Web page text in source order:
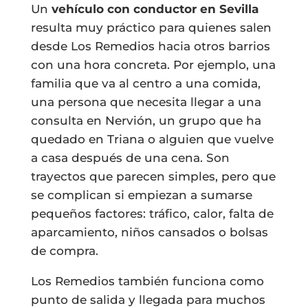
Un vehículo con conductor en Sevilla
resulta muy práctico para quienes salen
desde Los Remedios hacia otros barrios
con una hora concreta. Por ejemplo, una
familia que va al centro a una comida,
una persona que necesita llegar a una
consulta en Nervión, un grupo que ha
quedado en Triana o alguien que vuelve
a casa después de una cena. Son
trayectos que parecen simples, pero que
se complican si empiezan a sumarse
pequeños factores: tráfico, calor, falta de
aparcamiento, niños cansados o bolsas
de compra.
Los Remedios también funciona como
punto de salida y llegada para muchos